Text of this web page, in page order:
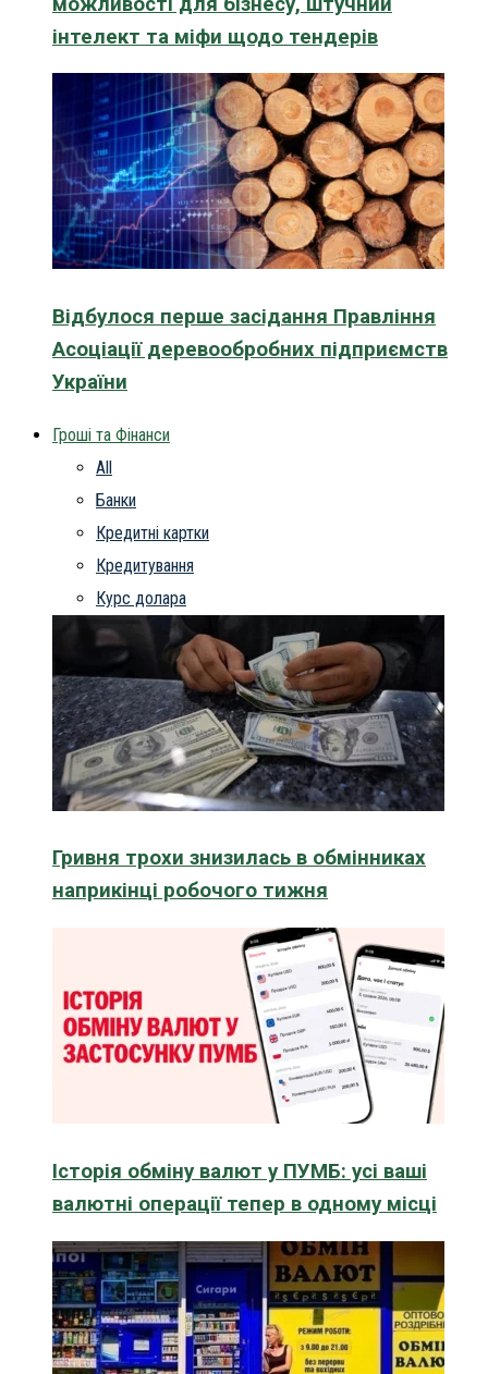
інтелект та міфи щодо тендерів
Відбулося перше засідання Правління
Асоціації деревообробних підприємств
України
Гроші та Фінанси
All
Банки
Кредитні картки
Кредитування
Курс долара
Гривня трохи знизилась в обмінниках
наприкінці робочого тижня
Історія обміну валют у ПУМБ: усі ваші
валютні операції тепер в одному місці